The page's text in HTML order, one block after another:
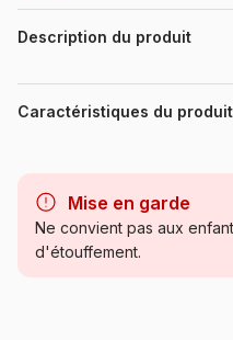
Description du produit
Puzzle 1500 pièces.
série Cartoon Boîte
Dimensions du puzzle
procédures garantissant la
Caractéristiques du produit
Catégorie
Mise en garde
Ne convient pas aux
d'étouffement.